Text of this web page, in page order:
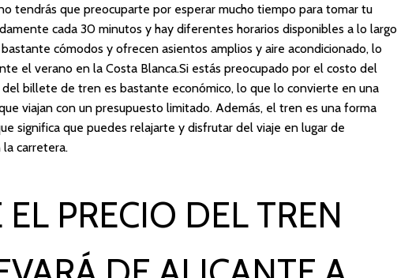
tendrás que preocuparte por esperar mucho tiempo para tomar tu
cada 30 minutos y hay diferentes horarios disponibles a lo largo
cómodos y ofrecen asientos amplios y aire acondicionado, lo
el verano en la Costa Blanca.Si estás preocupado por el costo del
del billete de tren es bastante económico, lo que lo convierte en una
viajan con un presupuesto limitado. Además, el tren es una forma
significa que puedes relajarte y disfrutar del viaje en lugar de
carretera.
EL PRECIO DEL TREN